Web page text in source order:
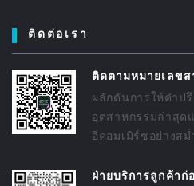
ติดต่อเรา
ติดตามหมายเลข
ผลักดันการให้คำป
อุตสาหกรรมล่าสุด
อีคอมเมิร์ซอย่างสม่
ฝ่ายบริการลูกค้าก่